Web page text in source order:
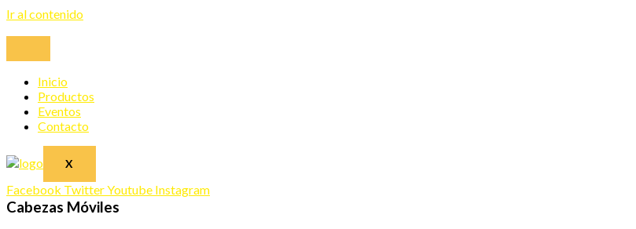
Ir al contenido
Inicio
Productos
Eventos
Contacto
X
Facebook TwitterYoutube Instagram
Cabezas Móviles